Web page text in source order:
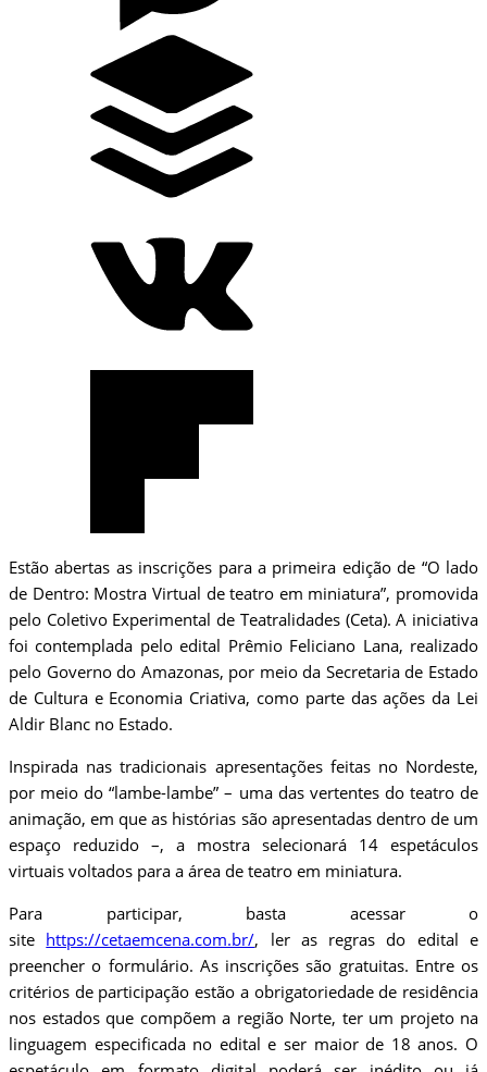
Estão abertas as inscrições para a primeira edição de “O lado
de Dentro: Mostra Virtual de teatro em miniatura”, promovida
pelo Coletivo Experimental de Teatralidades (Ceta). A iniciativa
foi contemplada pelo edital Prêmio Feliciano Lana, realizado
pelo Governo do Amazonas, por meio da Secretaria de Estado
de Cultura e Economia Criativa, como parte das ações da Lei
Aldir Blanc no Estado.
Inspirada nas tradicionais apresentações feitas no Nordeste,
por meio do “lambe-lambe” – uma das vertentes do teatro de
animação, em que as histórias são apresentadas dentro de um
espaço reduzido –, a mostra selecionará 14 espetáculos
virtuais voltados para a área de teatro em miniatura.
Para participar, basta acessar o
site https://cetaemcena.com.br/, ler as regras do edital e
preencher o formulário. As inscrições são gratuitas. Entre os
critérios de participação estão a obrigatoriedade de residência
nos estados que compõem a região Norte, ter um projeto na
linguagem especificada no edital e ser maior de 18 anos. O